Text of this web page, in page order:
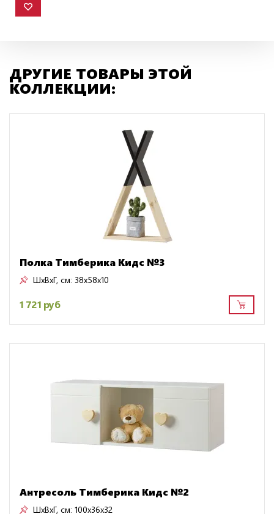
ДРУГИЕ ТОВАРЫ ЭТОЙ
КОЛЛЕКЦИИ:
Полка Тимберика Кидс №3
ШxВxГ, см: 38x58x10
1 721 руб
Антресоль Тимберика Кидс №2
ШxВxГ, см: 100x36x32